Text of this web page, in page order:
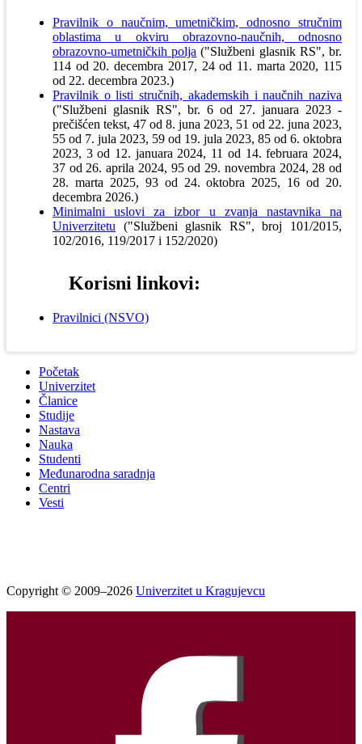
Pravilnik o naučnim, umetničkim, odnosno stručnim
oblastima u okviru obrazovno-naučnih, odnosno
obrazovno-umetničkih polja ("Službeni glasnik RS", br.
114 od 20. decembra 2017, 24 od 11. marta 2020, 115
od 22. decembra 2023.)
Pravilnik o listi stručnih, akademskih i naučnih naziva
("Službeni glasnik RS", br. 6 od 27. januara 2023 -
prečišćen tekst, 47 od 8. juna 2023, 51 od 22. juna 2023,
55 od 7. jula 2023, 59 od 19. jula 2023, 85 od 6. oktobra
2023, 3 od 12. januara 2024, 11 od 14. februara 2024,
37 od 26. aprila 2024, 95 od 29. novembra 2024, 28 od
28. marta 2025, 93 od 24. oktobra 2025, 16 od 20.
decembra 2026.)
Minimalni uslovi za izbor u zvanja nastavnika na
Univerzitetu ("Službeni glasnik RS", broj 101/2015,
102/2016, 119/2017 i 152/2020)
Korisni linkovi:
Pravilnici (NSVO)
Početak
Univerzitet
Članice
Studije
Nastava
Nauka
Studenti
Međunarodna saradnja
Centri
Vesti
Copyright © 2009–2026 Univerzitet u Kragujevcu